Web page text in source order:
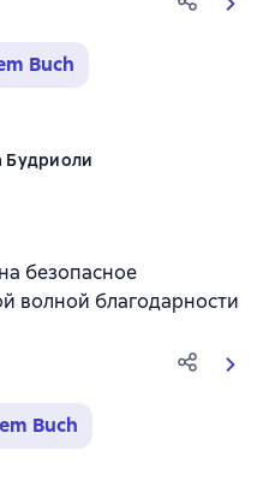
Buch
Будриоли
на основе 668 оценок
безопасное
волной благодарности
Buch